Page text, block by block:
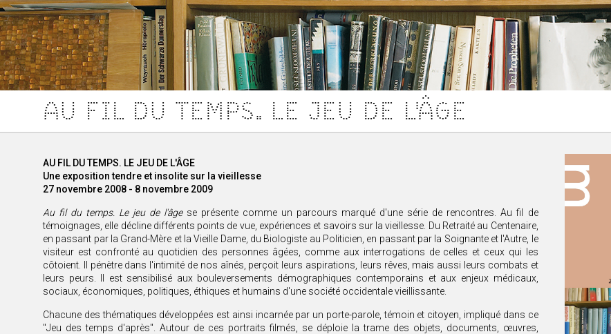
AU FIL DU TEMPS. LE JEU DE L'ÂGE
AU FIL DU TEMPS. LE JEU DE L'ÂGE
Une exposition tendre et insolite sur la vieillesse
27 novembre 2008 - 8 novembre 2009
Au fil du temps. Le jeu de l'âgese présente comme un parcours marqué d'une série de rencontres. Au fil de
témoignages, elle décline différents points de vue, expériences et savoirs sur la vieillesse. Du Retraité au Centenaire,
en passant par la Grand-Mère et la Vieille Dame, du Biologiste au Politicien, en passant par la Soignante et l'Autre, le
visiteur est confronté au quotidien des personnes âgées, comme aux interrogations de celles et ceux qui les
côtoient. Il pénètre dans l'intimité de nos aînés, perçoit leurs aspirations, leurs rêves, mais aussi leurs combats et
leurs peurs. Il est sensibilisé aux bouleversements démographiques contemporains et aux enjeux médicaux,
sociaux, économiques, politiques, éthiques et humains d'une société occidentale vieillissante.
Chacune des thématiques développées est ainsi incarnée par un porte-parole, témoin et citoyen, impliqué dans ce
"Jeu des temps d'après". Autour de ces portraits filmés, se déploie la trame des objets, documents, œuvres,